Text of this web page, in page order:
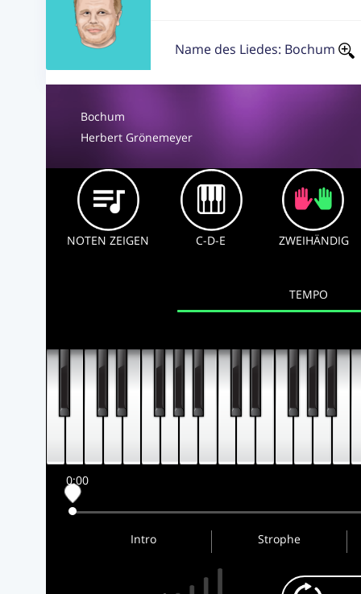
Name des Liedes: Bochum
Bochum
Herbert Grönemeyer
NOTEN ZEIGEN C-D-E ZWEIHÄNDIG
TEMPO
0:00
Intro Strophe